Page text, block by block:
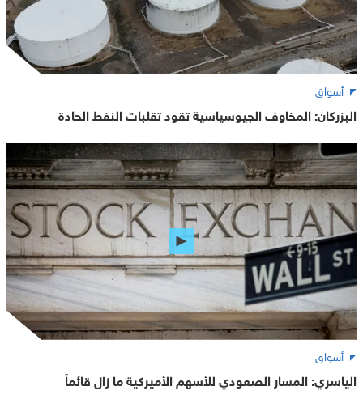
أسواق
البزركان: المخاوف الجيوسياسية تقود تقلبات النفط الحادة
أسواق
الياسري: المسار الصعودي للأسهم الأميركية ما زال قائماً